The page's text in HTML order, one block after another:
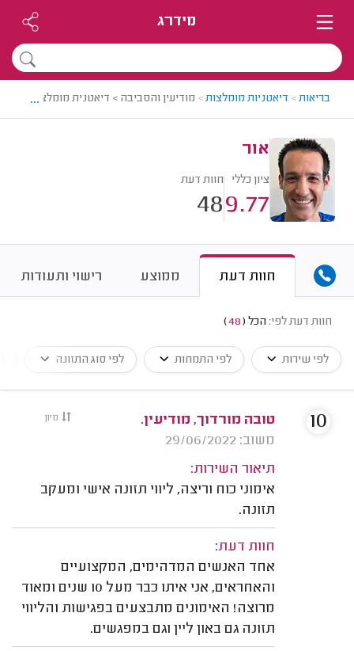
מידרג
בריאות> דיאטניות מומלצות> מודיעין והסביבה > דיאטנית מומלצת - אור
...
אור
ציון כללי
9.77
חוות דעת
48
חוות דעת ממוצע רישוי ותעודות
חוות דעת לפי: הכל (
48
)
לפי שירות לפי התמחות לפי סוג התזונה
מיון
טובה מורדוך, מודיעין.
משוב: 29/06/2022
תיאור השירות:
אימוני כוח וריצה, ליווי תזונה אישי ומעקב
תזונה.
חוות דעת:
אחד האנשים המדהימים, המקצועיים
והאחראים, אני איתו כבר מעל 10 שנים ומאוד
מרוצה! האימונים מתבצעים בפגישות והליווי
תזונה גם באון ליין וגם במפגשים.
10